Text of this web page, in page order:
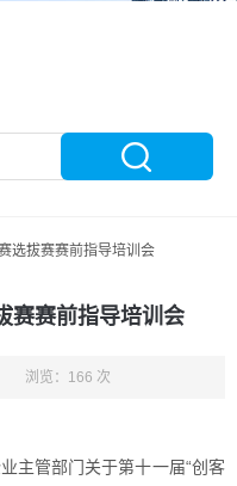
选拔赛赛前指导培训会
赛赛前指导培训会
浏览：166 次
主管部门关于第十一届“创客